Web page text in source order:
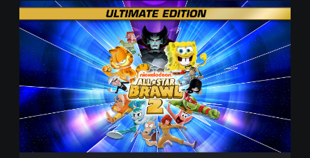
U
l
t
i
m
a
t
e
E
d
i
t